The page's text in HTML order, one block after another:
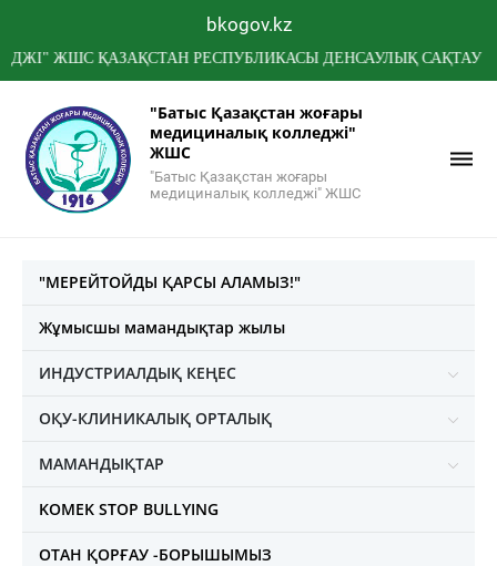
bkogov.kz
ҚАЗАҚСТАН РЕСПУБЛИКАСЫ ДЕНСАУЛЫҚ САҚТАУ
"Батыс Қазақстан жоғары
медициналық колледжі"
ЖШС
"Батыс Қазақстан жоғары
медициналық колледжі" ЖШС
"МЕРЕЙТОЙДЫ ҚАРСЫ АЛАМЫЗ!"
Жұмысшы мамандықтар жылы
ИНДУСТРИАЛДЫҚ КЕҢЕС
ОҚУ-КЛИНИКАЛЫҚ ОРТАЛЫҚ
МАМАНДЫҚТАР
KOMEK STOP BULLYING
ОТАН ҚОРҒАУ -БОРЫШЫМЫЗ